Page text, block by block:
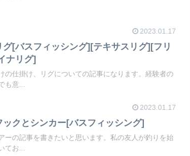
2023.01.17
[バスフィッシング][テキサスリグ][フリ
ナリグ]
の仕掛け、リグについての記事になります。経験者の
も意...
2023.01.17
クとシンカー[バスフィッシング]
ーの記事を書きたいと思います。私の友人が釣りを始
てお...